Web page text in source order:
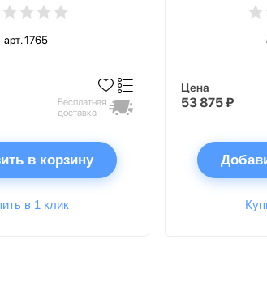
арт. 1765
Бесплатная
доставка
в корзину
в 1 клик
Цена
53 875 ₽